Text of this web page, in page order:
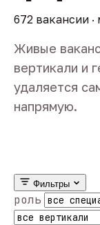
672 вакансии
Живые
вертикали и
удаляется
напрямую.
Фильтры
роль